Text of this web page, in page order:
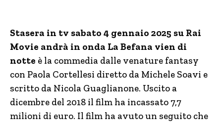
Stasera in tv sabato 4 gennaio 2025 su Rai
Movie andrà in onda La Befana vien di
notte è la commedia dalle venature fantasy
con Paola Cortellesi diretto da Michele Soavi e
scritto da Nicola Guaglianone. Uscito a
dicembre del 2018 il film ha incassato 7,7
milioni di euro. Il film ha avuto un seguito che